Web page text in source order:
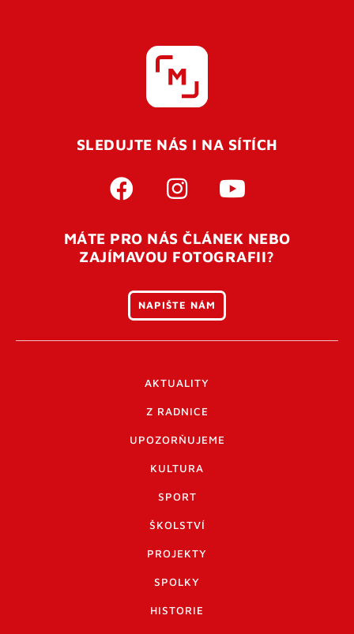
SLEDUJTE NÁS I NA SÍTÍCH
MÁTE PRO NÁS ČLÁNEK NEBO
ZAJÍMAVOU FOTOGRAFII?
NAPIŠTE NÁM
AKTUALITY
Z RADNICE
UPOZORŇUJEME
KULTURA
SPORT
ŠKOLSTVÍ
PROJEKTY
SPOLKY
HISTORIE